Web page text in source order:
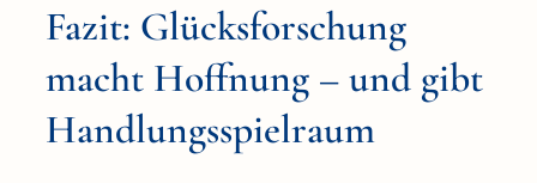
Fazit: Glücksforschung
macht Hoffnung – und gibt
Handlungsspielraum